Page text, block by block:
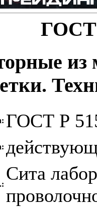
ГОСТ
из
ГОСТ Р
Сита